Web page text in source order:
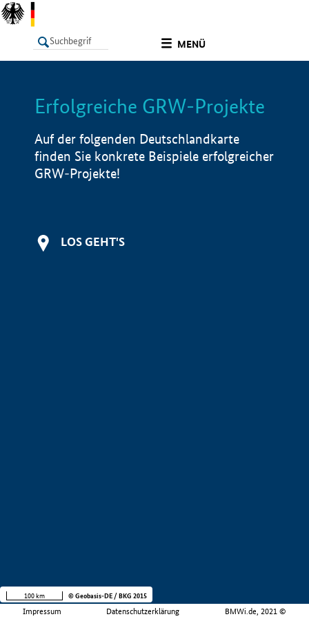
MENÜ
LISTE Info
Erfolgreiche GRW-Projekte
Auf der folgenden Deutschlandkarte
finden Sie konkrete Beispiele erfolgreicher
GRW-Projekte!
LOS GEHT'S
Impressum Datenschutzerklärung BMWi.de, 2021 ©
100 km © Geobasis-DE / BKG 2015